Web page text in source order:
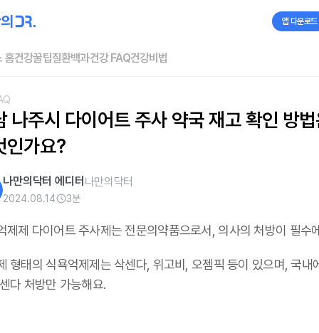
앱 다운로드
홈건강꿀팁질환백과건강 FAQ건강비법
나주시 다이어트 주사 약국 재고 확인 방
인가요?
나만의닥터 에디터 나만의닥터
2024.08.14 3분
제제 다이어트 주사제는 전문의약품으로서, 의사의 처방이 필수
형태의 식욕억제제는 삭센다, 위고비, 오젬픽 등이 있으며,국내
다 처방만 가능해요.